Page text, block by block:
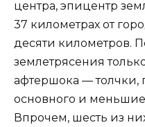
центра, эпицентр
37 километрах от
десяти километров.
землетрясения
афтершока — толчки,
основного и
Впрочем, шесть из